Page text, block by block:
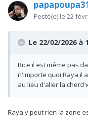
Posté(e) le 22
Le 22/02/2026 à
Rice il est même pas
n'importe quoi Raya il
au lieu d'aller la
Raya y peut rien la zone